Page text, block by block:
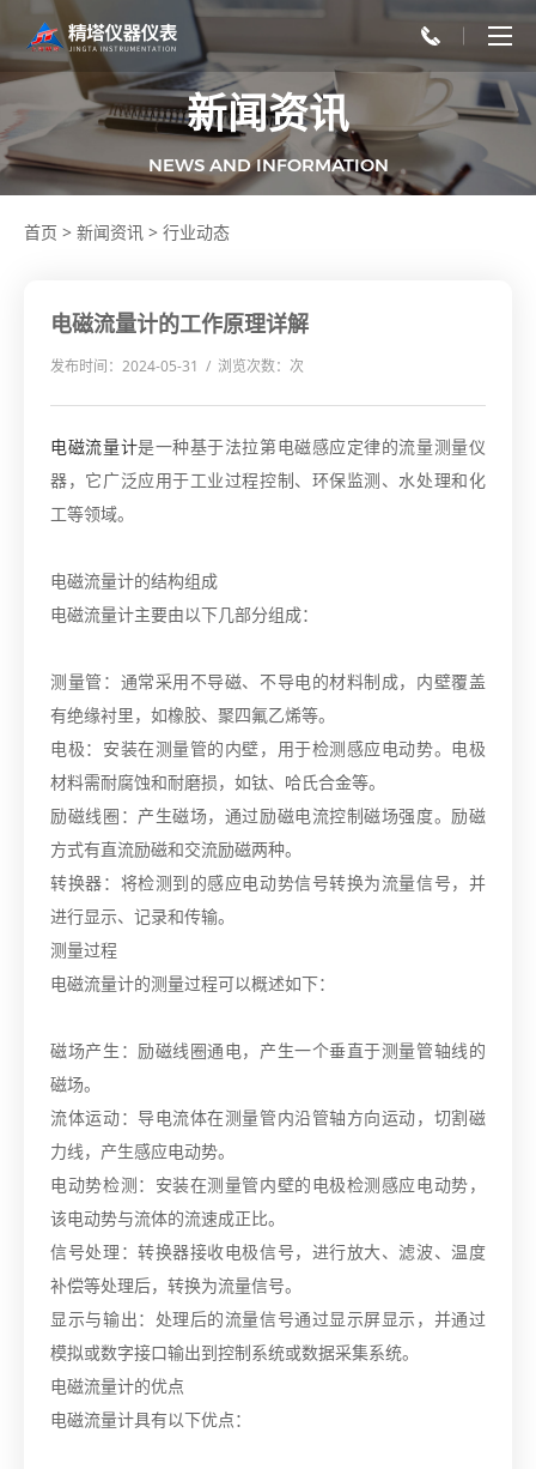
新闻资讯
NEWS AND INFORMATION
首页 > 新闻资讯 > 行业动态
电磁流量计的工作原理详解
发布时间：2024-05-31 / 浏览次数： 次
电磁流量计是一种基于法拉第电磁感应定律的流量测量仪
器，它广泛应用于工业过程控制、环保监测、水处理和化
工等领域。
电磁流量计的结构组成
电磁流量计主要由以下几部分组成：
测量管：通常采用不导磁、不导电的材料制成，内壁覆盖
有绝缘衬里，如橡胶、聚四氟乙烯等。
电极：安装在测量管的内壁，用于检测感应电动势。电极
材料需耐腐蚀和耐磨损，如钛、哈氏合金等。
励磁线圈：产生磁场，通过励磁电流控制磁场强度。励磁
方式有直流励磁和交流励磁两种。
转换器：将检测到的感应电动势信号转换为流量信号，并
进行显示、记录和传输。
测量过程
电磁流量计的测量过程可以概述如下：
磁场产生：励磁线圈通电，产生一个垂直于测量管轴线的
磁场。
流体运动：导电流体在测量管内沿管轴方向运动，切割磁
力线，产生感应电动势。
电动势检测：安装在测量管内壁的电极检测感应电动势，
该电动势与流体的流速成正比。
信号处理：转换器接收电极信号，进行放大、滤波、温度
补偿等处理后，转换为流量信号。
显示与输出：处理后的流量信号通过显示屏显示，并通过
模拟或数字接口输出到控制系统或数据采集系统。
电磁流量计的优点
电磁流量计具有以下优点：